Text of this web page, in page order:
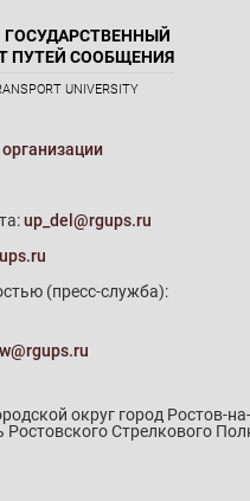
ПУТЕЙ СООБЩЕНИЯ
UNIVERSITY
up_del@rgups.ru
(пресс-служба):
округ город Ростов-
Стрелкового